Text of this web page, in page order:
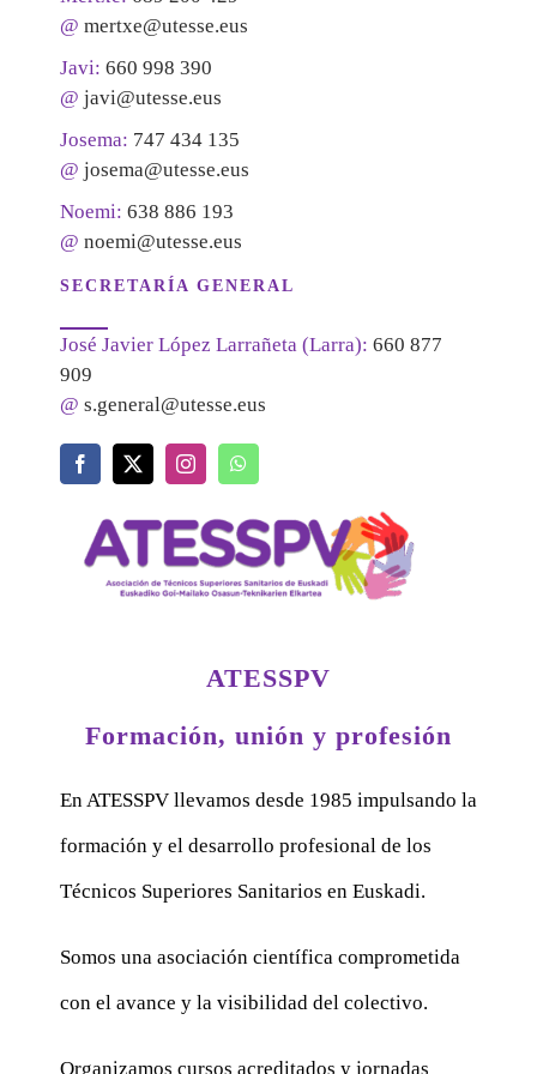
@ mertxe@utesse.eus
Javi: 660 998 390
@ javi@utesse.eus
Josema: 747 434 135
@ josema@utesse.eus
Noemi: 638 886 193
@ noemi@utesse.eus
SECRETARÍA GENERAL
José Javier López Larrañeta (Larra): 660 877
909
@ s.general@utesse.eus
ATESSPV
Formación, unión y profesión
En ATESSPV llevamos desde 1985 impulsando la
formación y el desarrollo profesional de los
Técnicos Superiores Sanitarios en Euskadi.
Somos una asociación científica comprometida
con el avance y la visibilidad del colectivo.
Organizamos cursos acreditados y jornadas